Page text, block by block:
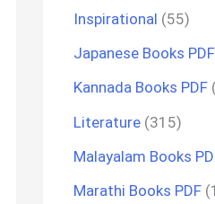
Inspirational (55)
Japanese Books PDF
Kannada Books PDF
Literature (315)
Malayalam Books
Marathi Books PDF